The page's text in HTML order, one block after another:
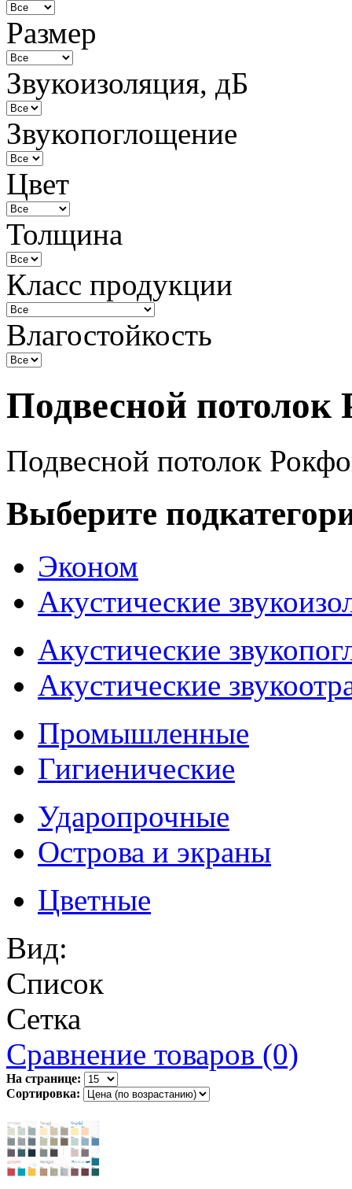
Размер
Звукоизоляция, дБ
Звукопоглощение
Цвет
Толщина
Класс продукции
Влагостойкость
Подвесной
Подвесной потолок
Выберите
Эконом
Акустические
Акустические
Акустические
Промышленные
Гигиенические
Ударопрочные
Острова и экраны
Цветные
Вид:
Список
Сетка
Сравнение товаров (0)
На странице:
Сортировка: